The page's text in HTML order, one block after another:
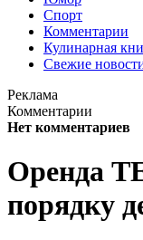
Спорт
Комментарии
Кулинарная
Свежие
Реклама
Комментарии
Нет комментариев
Оренда
порядку